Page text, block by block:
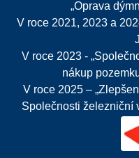
„Oprava
V roce 2021, 2023 a
V roce 2023 -
nákup
V roce 2025 –
Společnosti železniční